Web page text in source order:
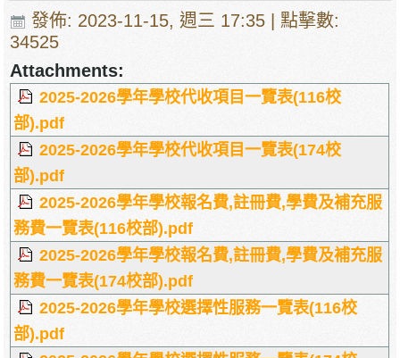
發佈: 2023-11-15, 週三 17:35 | 點擊數:
34525
Attachments:
2025-2026學年學校代收項目一覽表(116校
部).pdf
2025-2026學年學校代收項目一覽表(174校
部).pdf
2025-2026學年學校報名費,註冊費,學費及補充服
務費一覽表(116校部).pdf
2025-2026學年學校報名費,註冊費,學費及補充服
務費一覽表(174校部).pdf
2025-2026學年學校選擇性服務一覽表(116校
部).pdf